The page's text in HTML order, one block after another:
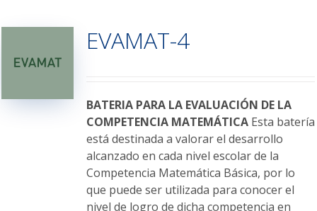
Las
opciones
elegir
en
la
página
de
producto
EVAMAT-4
BATERIA PARA LA EVALUACIÓN DE LA
COMPETENCIA MATEMÁTICAEsta batería
está destinada a valorar el desarrollo
alcanzado en cada nivel escolar de la
Competencia Matemática Básica, por lo
que puede ser utilizada para conocer el
nivel de logro de dicha competencia en